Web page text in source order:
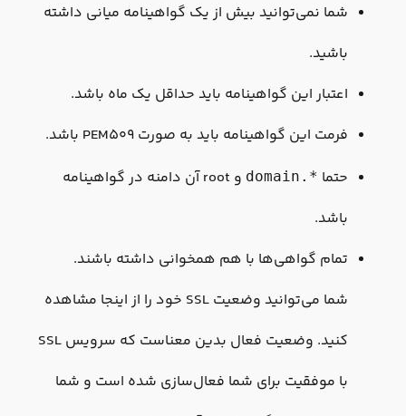
شما نمی‌توانید بیش از یک گواهینامه میانی داشته
باشید.
اعتبار این گواهینامه باید حداقل یک ماه باشد.
فرمت این گواهینامه باید به صورت PEM509 باشد.
حتما *.domain
و root آن دامنه در گواهینامه
باشد.
تمام گواهی‌ها با هم همخوانی داشته باشند.
شما می‌توانید وضعیت SSL خود را از اینجا مشاهده
کنید. وضعیت فعال بدین معناست که سرویس SSL
با موفقیت برای شما فعال‌سازی شده است و شما